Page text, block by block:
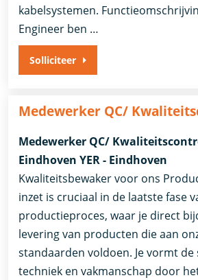
kabelsystemen.
Engineer ben …
Solliciteer
Medewerker QC/
Medewerker QC/
Eindhoven YER - Eindhoven
Kwaliteitsbewaker voor ons
inzet is cruciaal in de laatste fase
productieproces, waar je direct
levering van producten die aan
standaarden voldoen. Je vormt de
techniek en vakmanschap door